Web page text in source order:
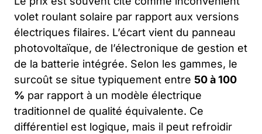
volet roulant solaire par rapport aux versions
électriques filaires. L’écart vient du panneau
photovoltaïque, de l’électronique de gestion et
de la batterie intégrée. Selon les gammes, le
surcoût se situe typiquement entre 50 à 100
% par rapport à un modèle électrique
traditionnel de qualité équivalente. Ce
différentiel est logique, mais il peut refroidir